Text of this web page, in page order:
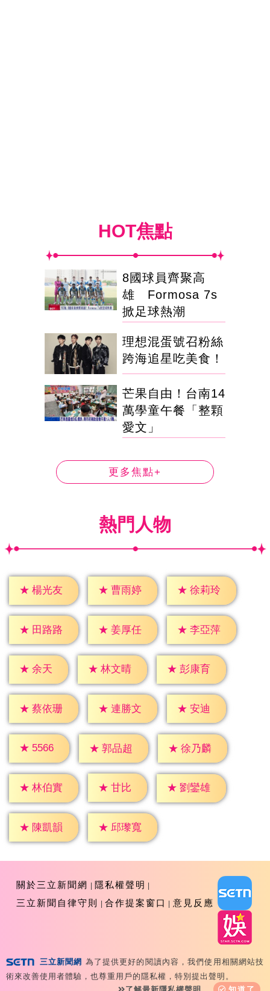
HOT焦點
8國球員齊聚高
雄 Formosa 7s
掀足球熱潮
理想混蛋號召粉絲
跨海追星吃美食！
芒果自由！台南14
萬學童午餐「整顆
愛文」
更多焦點+
熱門人物
★ 楊光友 ★ 曹雨婷 ★ 徐莉玲
★ 田路路 ★ 姜厚任 ★ 李亞萍
★ 余天 ★ 林文晴 ★ 彭康育
★ 蔡依珊 ★ 連勝文 ★ 安迪
★ 5566 ★ 郭品超 ★ 徐乃麟
★ 林伯實 ★ 甘比 ★ 劉鑾雄
★ 陳凱韻 ★ 邱瓈寬
關於三立新聞網
隱私權聲明
三立新聞自律守則
合作提案窗口 意見反應
Copyright ©2026 Sanlih E-Television All Rights
Reserved 版權所有 盜用必究 台北市內湖區舊宗路一段159
三立新聞網 為了提供更好的閱讀內容，我們使用相關網站技
術來改善使用者體驗，也尊重用戶的隱私權，特別提出聲明。